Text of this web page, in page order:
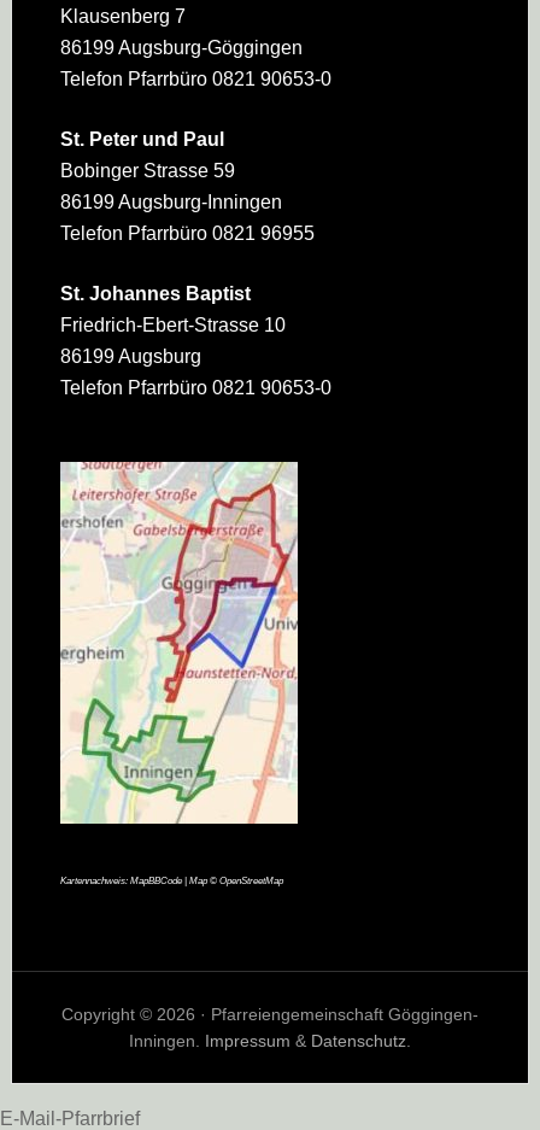
Klausenberg 7
86199 Augsburg-Göggingen
Telefon Pfarrbüro 0821 90653-0
St. Peter und Paul
Bobinger Strasse 59
86199 Augsburg-Inningen
Telefon Pfarrbüro 0821 96955
St. Johannes Baptist
Friedrich-Ebert-Strasse 10
86199 Augsburg
Telefon Pfarrbüro 0821 90653-0
Kartennachweis: MapBBCode| Map © OpenStreetMap
Copyright © 2026 · Pfarreiengemeinschaft Göggingen-
Inningen. Impressum & Datenschutz.
E-Mail-Pfarrbrief